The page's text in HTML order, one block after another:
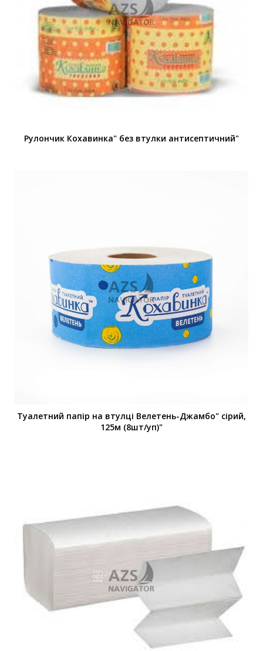
Рулончик Кохавинка" без втулки антисептичний"
Туалетний папір на втулці Велетень-Джамбо" сірий,
125м (8шт/уп)"